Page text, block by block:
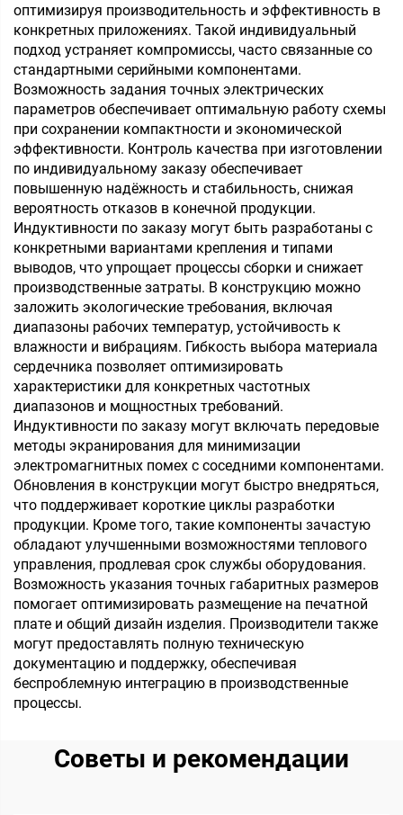
оптимизируя производительность и эффективность в
конкретных приложениях. Такой индивидуальный
подход устраняет компромиссы, часто связанные со
стандартными серийными компонентами.
Возможность задания точных электрических
параметров обеспечивает оптимальную работу схемы
при сохранении компактности и экономической
эффективности. Контроль качества при изготовлении
по индивидуальному заказу обеспечивает
повышенную надёжность и стабильность, снижая
вероятность отказов в конечной продукции.
Индуктивности по заказу могут быть разработаны с
конкретными вариантами крепления и типами
выводов, что упрощает процессы сборки и снижает
производственные затраты. В конструкцию можно
заложить экологические требования, включая
диапазоны рабочих температур, устойчивость к
влажности и вибрациям. Гибкость выбора материала
сердечника позволяет оптимизировать
характеристики для конкретных частотных
диапазонов и мощностных требований.
Индуктивности по заказу могут включать передовые
методы экранирования для минимизации
электромагнитных помех с соседними компонентами.
Обновления в конструкции могут быстро внедряться,
что поддерживает короткие циклы разработки
продукции. Кроме того, такие компоненты зачастую
обладают улучшенными возможностями теплового
управления, продлевая срок службы оборудования.
Возможность указания точных габаритных размеров
помогает оптимизировать размещение на печатной
плате и общий дизайн изделия. Производители также
могут предоставлять полную техническую
документацию и поддержку, обеспечивая
беспроблемную интеграцию в производственные
процессы.
Советы и рекомендации